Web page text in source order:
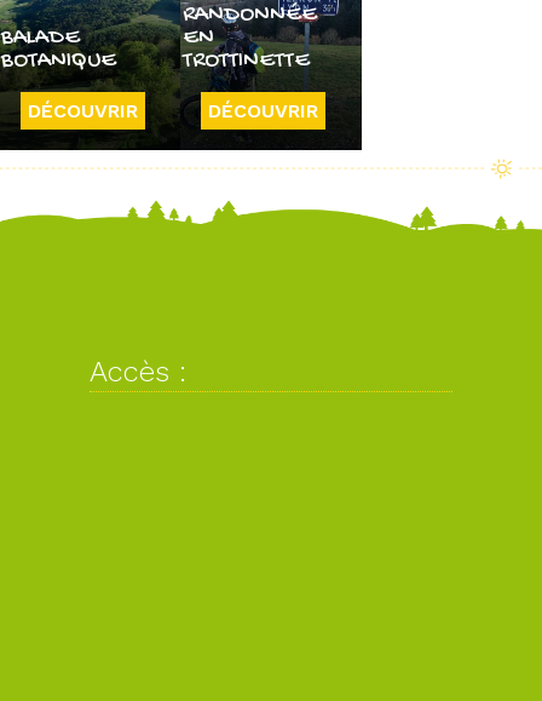
BALADE
BOTANIQUE
DÉCOUVRIR
RANDONNÉE
EN
TROTTINETTE
DÉCOUVRIR
Accès :